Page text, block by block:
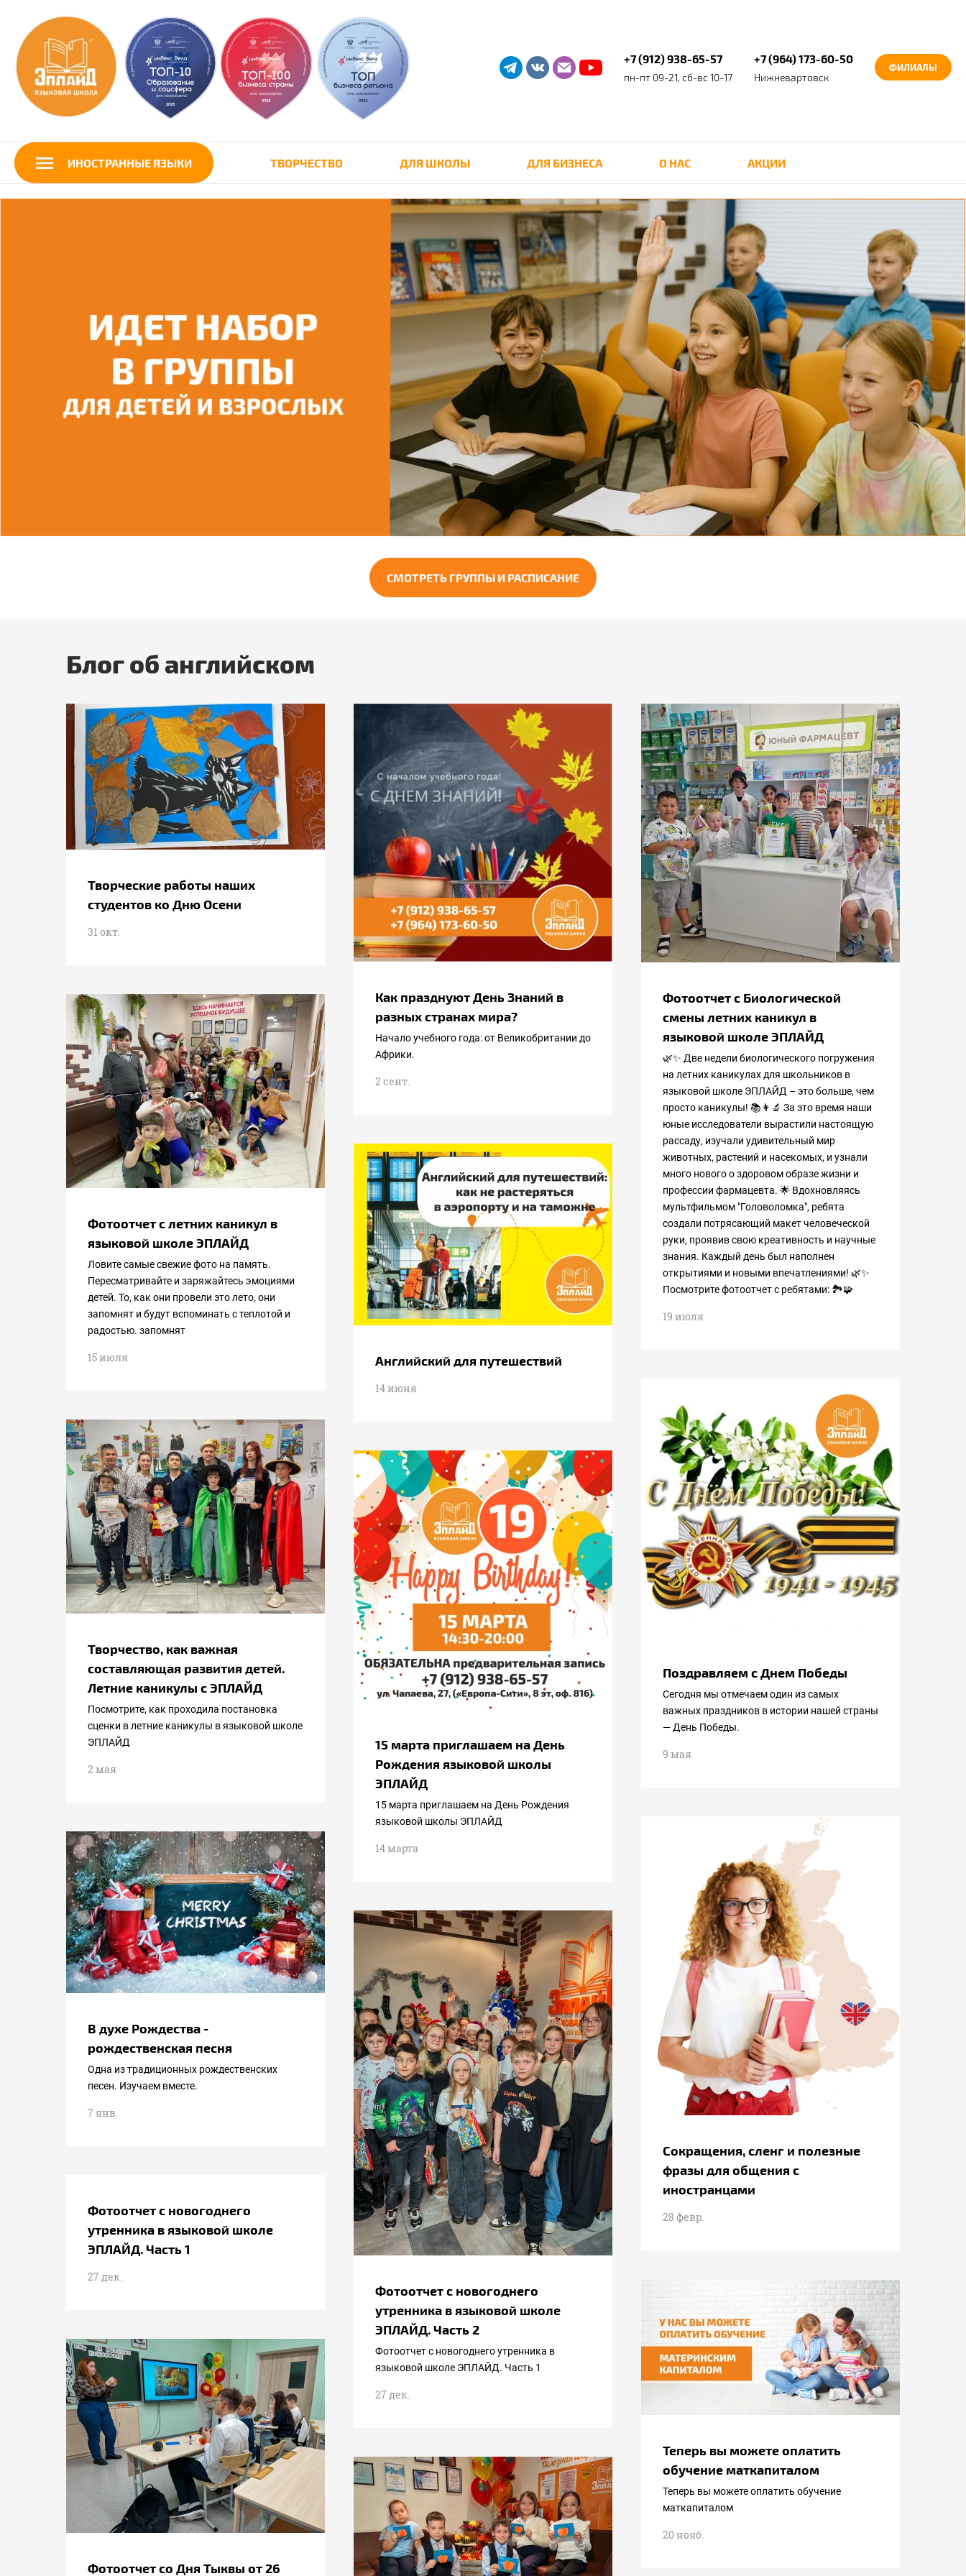
+7 (912) 938-65-57
пн-пт 09-21, сб-вс 10-17
+7 (964) 173-60-50
Нижневартовск
ФИЛИАЛЫ
ИНОСТРАННЫЕ ЯЗЫКИ ТВОРЧЕСТВО ДЛЯ ШКОЛЫ ДЛЯ БИЗНЕСА О НАС АКЦИИ
СМОТРЕТЬ ГРУППЫ И РАСПИСАНИЕ
Блог об английском
Творческие работы наших
студентов ко Дню Осени
31 окт.
Как празднуют День Знаний в
разных странах мира?
Начало учебного года: от Великобритании до
Африки.
2 сент.
Фотоотчет с Биологической
смены летних каникул в
языковой школе ЭПЛАЙД
🌿✨ Две недели биологического погружения
на летних каникулах для школьников в
языковой школе ЭПЛАЙД – это больше, чем
просто каникулы! 📚👩‍🔬 За это время наши
юные исследователи вырастили настоящую
рассаду, изучали удивительный мир
животных, растений и насекомых, и узнали
много нового о здоровом образе жизни и
профессии фармацевта. 🌟 Вдохновляясь
мультфильмом "Головоломка", ребята
создали потрясающий макет человеческой
руки, проявив свою креативность и научные
знания. Каждый день был наполнен
открытиями и новыми впечатлениями! 🌿✨
Посмотрите фотоотчет с ребятами: 🏞️🧩
19 июля
Фотоотчет с летних каникул в
языковой школе ЭПЛАЙД
Ловите самые свежие фото на память.
Пересматривайте и заряжайтесь эмоциями
детей. То, как они провели это лето, они
запомнят и будут вспоминать с теплотой и
радостью. запомнят
15 июля Английский для путешествий
14 июня
Поздравляем с Днем Победы
Сегодня мы отмечаем один из самых
важных праздников в истории нашей страны
— День Победы.
9 мая
Творчество, как важная
составляющая развития детей.
Летние каникулы с ЭПЛАЙД
Посмотрите, как проходила постановка
сценки в летние каникулы в языковой школе
ЭПЛАЙД
2 мая
15 марта приглашаем на День
Рождения языковой школы
ЭПЛАЙД
15 марта приглашаем на День Рождения
языковой школы ЭПЛАЙД
14 марта
Сокращения, сленг и полезные
фразы для общения с
иностранцами
28 февр.
В духе Рождества -
рождественская песня
Одна из традиционных рождественских
песен. Изучаем вместе.
7 янв.
Фотоотчет с новогоднего
утренника в языковой школе
ЭПЛАЙД. Часть 2
Фотоотчет с новогоднего утренника в
языковой школе ЭПЛАЙД. Часть 1
27 дек.
Фотоотчет с новогоднего
утренника в языковой школе
ЭПЛАЙД. Часть 1
27 дек.
Теперь вы можете оплатить
обучение маткапиталом
Теперь вы можете оплатить обучение
маткапиталом
20 нояб.
Фотоотчет со Дня Тыквы от 26